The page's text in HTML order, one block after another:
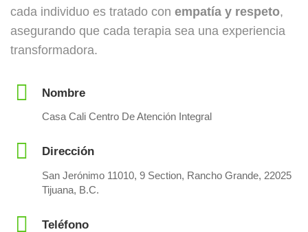
cada individuo es tratado con empatía y respeto,
asegurando que cada terapia sea una experiencia
transformadora.
Nombre
Casa Cali Centro De Atención Integral
Dirección
San Jerónimo 11010, 9 Section, Rancho Grande, 22025
Tijuana, B.C.
Teléfono